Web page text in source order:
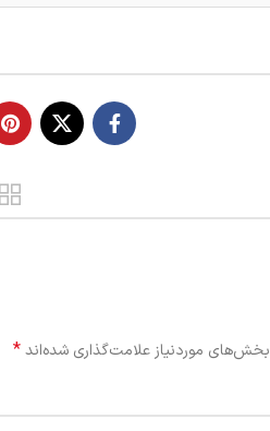
بخش‌های موردنیاز علامت‌گذاری شده‌اند*